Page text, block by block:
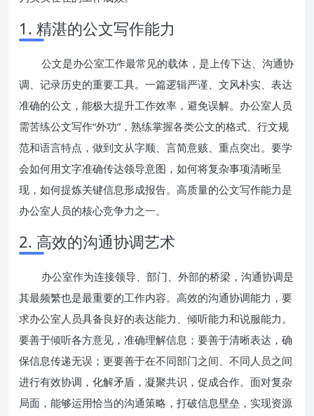
1. 精湛的公文写作能力
公文是办公室工作最常见的载体，是上传下达、沟通协
调、记录历史的重要工具。一篇逻辑严谨、文风朴实、表达
准确的公文，能极大提升工作效率，避免误解。办公室人员
需苦练公文写作“外功”，熟练掌握各类公文的格式、行文规
范和语言特点，做到文从字顺、言简意赅、重点突出。要学
会如何用文字准确传达领导意图，如何将复杂事项清晰呈
现，如何提炼关键信息形成报告。高质量的公文写作能力是
办公室人员的核心竞争力之一。
2. 高效的沟通协调艺术
办公室作为连接领导、部门、外部的桥梁，沟通协调是
其最频繁也是最重要的工作内容。高效的沟通协调能力，要
求办公室人员具备良好的表达能力、倾听能力和说服能力。
要善于倾听各方意见，准确理解信息；要善于清晰表达，确
保信息传递无误；更要善于在不同部门之间、不同人员之间
进行有效协调，化解矛盾，凝聚共识，促成合作。面对复杂
局面，能够运用恰当的沟通策略，打破信息壁垒，实现资源